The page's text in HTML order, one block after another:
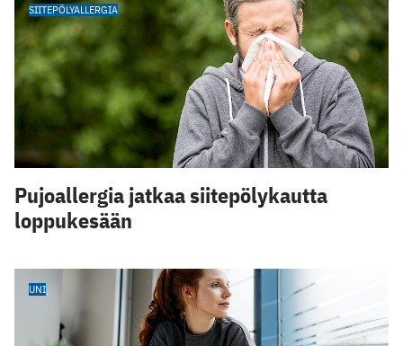
SIITEPÖLYALLERGIA
Pujoallergia jatkaa siitepölykautta
loppukesään
UNI